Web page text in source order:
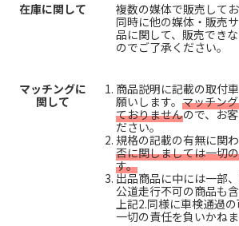
在庫に関して
複数の媒体で販売して
同時に他の媒体・販売
品に関して、販売でき
のでご了承ください。
マッチングに
関して
商品説明に記載の取付
願いします。 マッチン
ておりませんので、お
ださい。
規格の記載の有無に関わ
否に関しましては一切
す。
出品商品に中には一部
公道走行不可の商品も
上記2.同様に車検通過
一切の責任を負いかねま